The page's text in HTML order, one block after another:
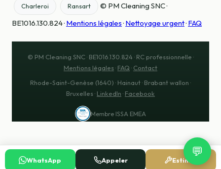
Charleroi Ransart
© PM Cleaning SNC ·
BE1016.130.824 · Mentions légales· Nettoyage urgent· FAQ
© PM Cleaning SNC · BE1016.130.824 · RC professionnelle ·
Mentions légales· FAQ · Contact
Rhode-Saint-Genèse (1640) · Hainaut · Brabant wallon ·
Bruxelles · LinkedIn · Facebook
Membre ISSA EMEA
💬
WhatsApp Appeler Estimer